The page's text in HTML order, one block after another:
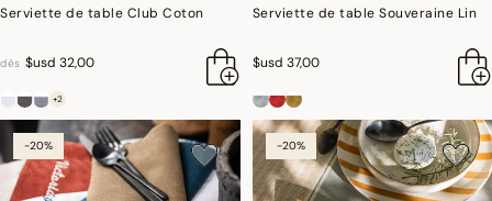
Serviette de table Club Coton
dès $usd 32,00
+2
Serviette de table Souveraine Lin
$usd 37,00
-20% -20%